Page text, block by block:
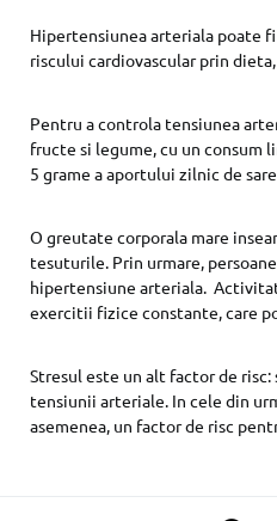
Hipertensiunea arteriala poate
riscului cardiovascular prin
Pentru a controla tensiunea
fructe si legume, cu un consum
5 grame a aportului zilnic de
O greutate corporala mare
tesuturile. Prin urmare,
hipertensiune arteriala.
exercitii fizice constante, care
Stresul este un alt factor de
tensiunii arteriale. In cele din
asemenea, un factor de risc